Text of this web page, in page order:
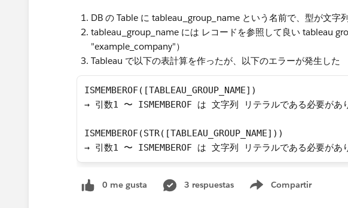
DB の Table に tableau_group_name という名前で、型が文字
tableau_group_name には レコードを参照して良い tableau
"example_company"）
Tableau で以下の表計算を作ったが、以下のエラーが発生した
ISMEMBEROF([TABLEAU_GROUP_NAME])
→ 引数1 〜 ISMEMBEROF は 文字列 リテラルである必要があり
ISMEMBEROF(STR([TABLEAU_GROUP_NAME]))
→ 引数1 〜 ISMEMBEROF は 文字列 リテラルである必要があり
0 me gusta 3 respuestas Compartir
Show menu